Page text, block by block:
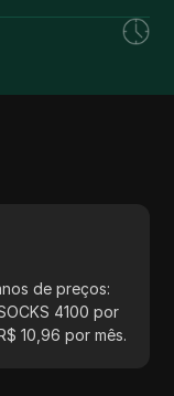
de preços:
4100 por
10,96 por mês.